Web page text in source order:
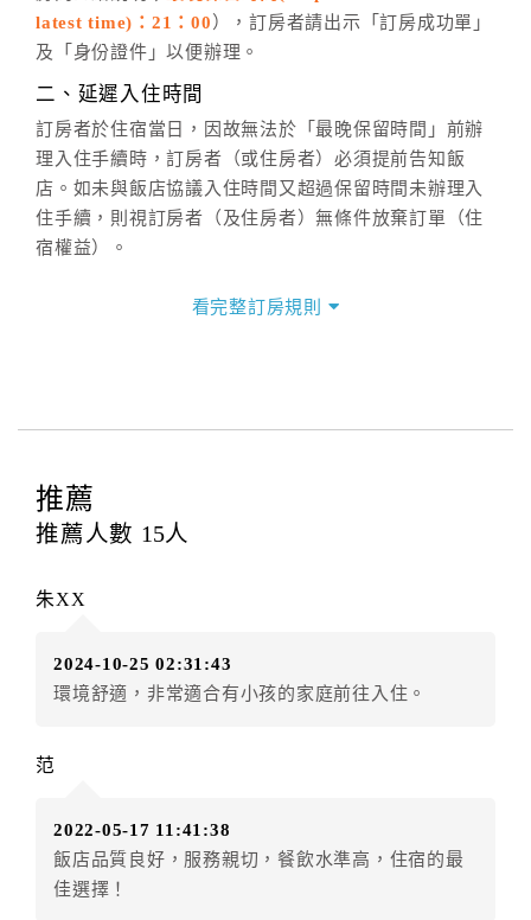
六、聯絡方式
(07)9682715 。
latest time)：21：00 ），訂房者請出示「訂房成功單」
及「身份證件」以便辦理。
二、延遲入住時間
訂房者於住宿當日，因故無法於「最晚保留時間」前辦
理入住手續時，訂房者（或住房者）必須提前告知飯
店。如未與飯店協議入住時間又超過保留時間未辦理入
住手續，則視訂房者（及住房者）無條件放棄訂單（住
宿權益）。
四、訂單異動
提出申辦不得異動訂單。
每筆訂單異動限定
辦理取消退款。
房者應補足差額。（限原訂飯店）
房者不得要求退其差額。（限原訂飯店）
額3個月
．訂房者使用「保留住宿金額」時，請注意！為避免飯
店客滿，敬請及早計畫，如逾時未提出申辦，視同無條
件放棄訂單（住宿權益）。 （限原訂飯店使用）
看完整訂房規則
推薦
推薦人數 15人
朱XX
2024-10-25 02:31:43
環境舒適，非常適合有小孩的家庭前往入住。
范
2022-05-17 11:41:38
飯店品質良好，服務親切，餐飲水準高，住宿的最
佳選擇！